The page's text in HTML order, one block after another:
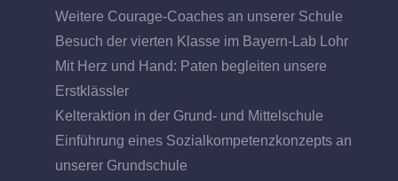
Weitere Courage-Coaches an unserer Schule
Besuch der vierten Klasse im Bayern-Lab Lohr
Mit Herz und Hand: Paten begleiten unsere
Erstklässler
Kelteraktion in der Grund- und Mittelschule
Einführung eines Sozialkompetenzkonzepts an
unserer Grundschule